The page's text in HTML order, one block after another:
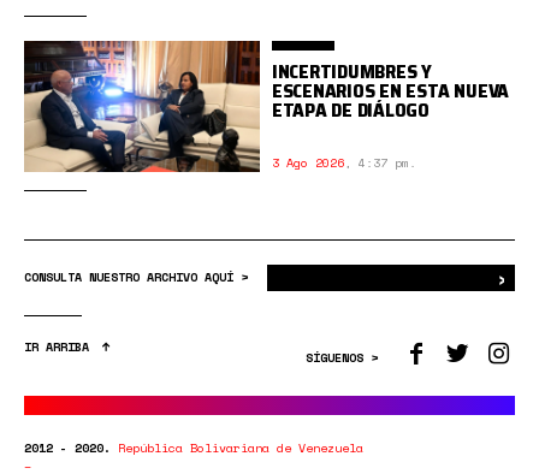
INCERTIDUMBRES Y
ESCENARIOS EN ESTA NUEVA
ETAPA DE DIÁLOGO
3 Ago 2026, 4:37 pm.
CONSULTA NUESTRO ARCHIVO AQUÍ > ›
IR ARRIBA
SÍGUENOS >
2012 - 2020. República Bolivariana de Venezuela